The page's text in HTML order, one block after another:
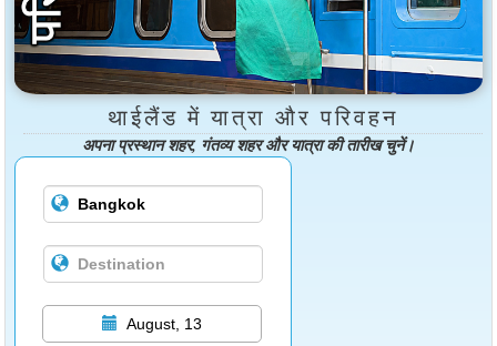
थाईलैंड में यात्रा और परिवहन
अपना प्रस्थान शहर, गंतव्य शहर और यात्रा की तारीख चुनें।
August, 13